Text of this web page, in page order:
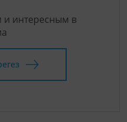
интересным в